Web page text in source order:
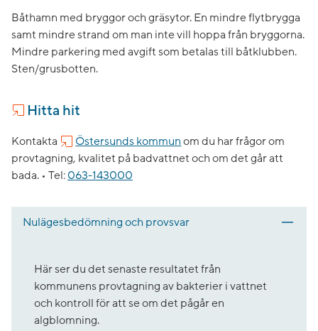
Båthamn med bryggor och gräsytor. En mindre flytbrygga
samt mindre strand om man inte vill hoppa från bryggorna.
Mindre parkering med avgift som betalas till båtklubben.
Sten/grusbotten.
Hitta hit
Kontakta Östersunds kommun om du har frågor om
provtagning, kvalitet på badvattnet och om det går att
bada. • Tel: 063-143000
Nulägesbedömning och provsvar
Här ser du det senaste resultatet från
kommunens provtagning av bakterier i vattnet
och kontroll för att se om det pågår en
algblomning.